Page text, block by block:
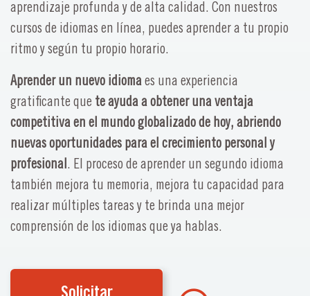
aprendizaje profunda y de alta calidad. Con nuestros
cursos de idiomas en línea, puedes aprender a tu propio
ritmo y según tu propio horario.
Aprender un nuevo idioma es una experiencia
gratificante que te ayuda a obtener una ventaja
competitiva en el mundo globalizado de hoy, abriendo
nuevas oportunidades para el crecimiento personal y
profesional . El proceso de aprender un segundo idioma
también mejora tu memoria, mejora tu capacidad para
realizar múltiples tareas y te brinda una mejor
comprensión de los idiomas que ya hablas.